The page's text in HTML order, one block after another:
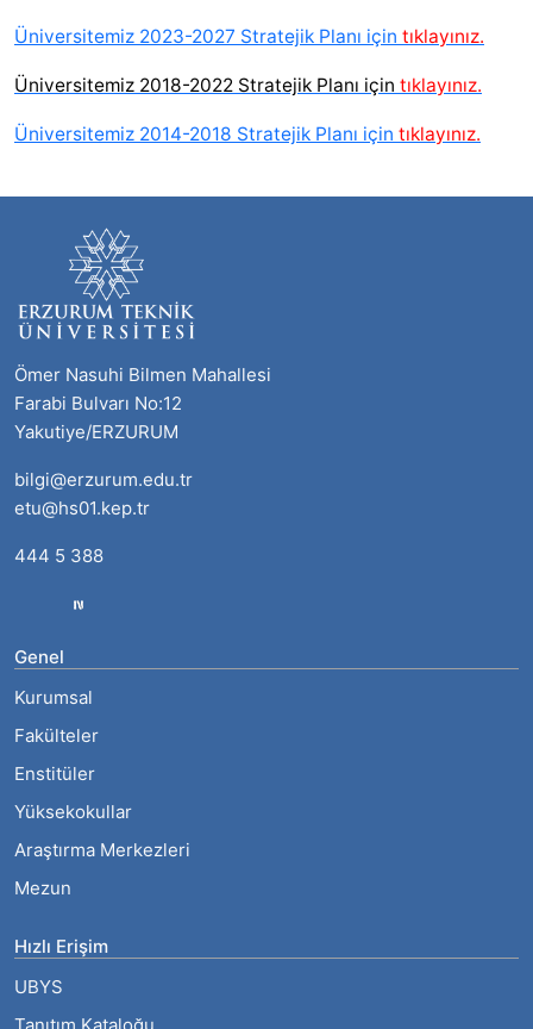
Üniversitemiz 2023-2027 Stratejik Planı için tıklayınız.
Üniversitemiz 2018-2022 Stratejik Planı için tıklayınız.
Üniversitemiz 2014-2018 Stratejik Planı için tıklayınız.
Ömer Nasuhi Bilmen Mahallesi
Farabi Bulvarı No:12
Yakutiye/ERZURUM
bilgi@erzurum.edu.tr
etu@hs01.kep.tr
444 5 388
Genel
Kurumsal
Fakülteler
Enstitüler
Yüksekokullar
Araştırma Merkezleri
Mezun
Hızlı Erişim
UBYS